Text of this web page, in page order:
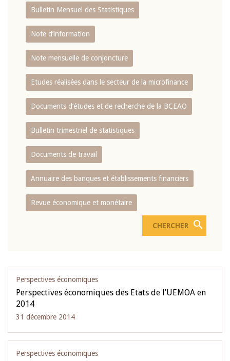
Bulletin Mensuel des Statistiques
Note d’information
Note mensuelle de conjoncture
Etudes réalisées dans le secteur de la microfinance
Documents d’études et de recherche de la BCEAO
Bulletin trimestriel de statistiques
Documents de travail
Annuaire des banques et établissements financiers
Revue économique et monétaire
Perspectives économiques
Perspectives économiques des Etats de l’UEMOA en
2014
31 décembre 2014
Perspectives économiques